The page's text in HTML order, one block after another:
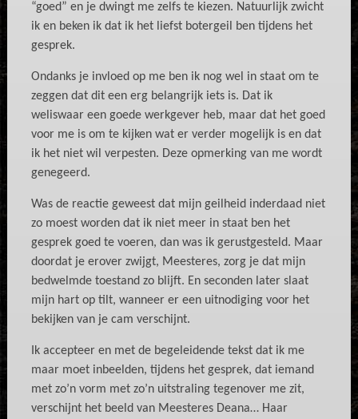
“goed” en je dwingt me zelfs te kiezen. Natuurlijk zwicht
ik en beken ik dat ik het liefst botergeil ben tijdens het
gesprek.
Ondanks je invloed op me ben ik nog wel in staat om te
zeggen dat dit een erg belangrijk iets is. Dat ik
weliswaar een goede werkgever heb, maar dat het goed
voor me is om te kijken wat er verder mogelijk is en dat
ik het niet wil verpesten. Deze opmerking van me wordt
genegeerd.
Was de reactie geweest dat mijn geilheid inderdaad niet
zo moest worden dat ik niet meer in staat ben het
gesprek goed te voeren, dan was ik gerustgesteld. Maar
doordat je erover zwijgt, Meesteres, zorg je dat mijn
bedwelmde toestand zo blijft. En seconden later slaat
mijn hart op tilt, wanneer er een uitnodiging voor het
bekijken van je cam verschijnt.
Ik accepteer en met de begeleidende tekst dat ik me
maar moet inbeelden, tijdens het gesprek, dat iemand
met zo’n vorm met zo’n uitstraling tegenover me zit,
verschijnt het beeld van Meesteres Deana… Haar